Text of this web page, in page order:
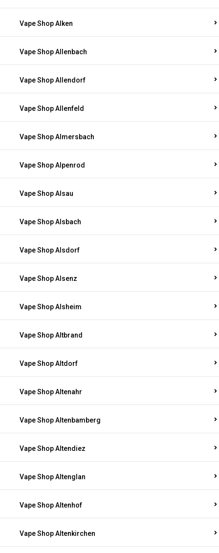
Vape Shop Alken
Vape Shop Allenbach
Vape Shop Allendorf
Vape Shop Allenfeld
Vape Shop Almersbach
Vape Shop Alpenrod
Vape Shop Alsau
Vape Shop Alsbach
Vape Shop Alsdorf
Vape Shop Alsenz
Vape Shop Alsheim
Vape Shop Altbrand
Vape Shop Altdorf
Vape Shop Altenahr
Vape Shop Altenbamberg
Vape Shop Altendiez
Vape Shop Altenglan
Vape Shop Altenhof
Vape Shop Altenkirchen